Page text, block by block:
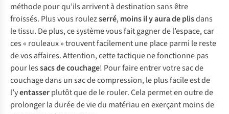
méthode pour qu’ils arrivent à destination sans être
froissés. Plus vous roulezserré,moins il y aura de plisdans
le tissu. De plus, ce système vous fait gagner de l’espace, car
ces « rouleaux » trouvent facilement une place parmi le reste
de vos affaires. Attention, cette tactique ne fonctionne pas
pour lessacs de couchage! Pour faire entrer votre sac de
couchage dans un sac de compression, le plus facile est de
l’yentasserplutôt que de le rouler. Cela permet en outre de
prolonger la durée de vie du matériau en exerçant moins de